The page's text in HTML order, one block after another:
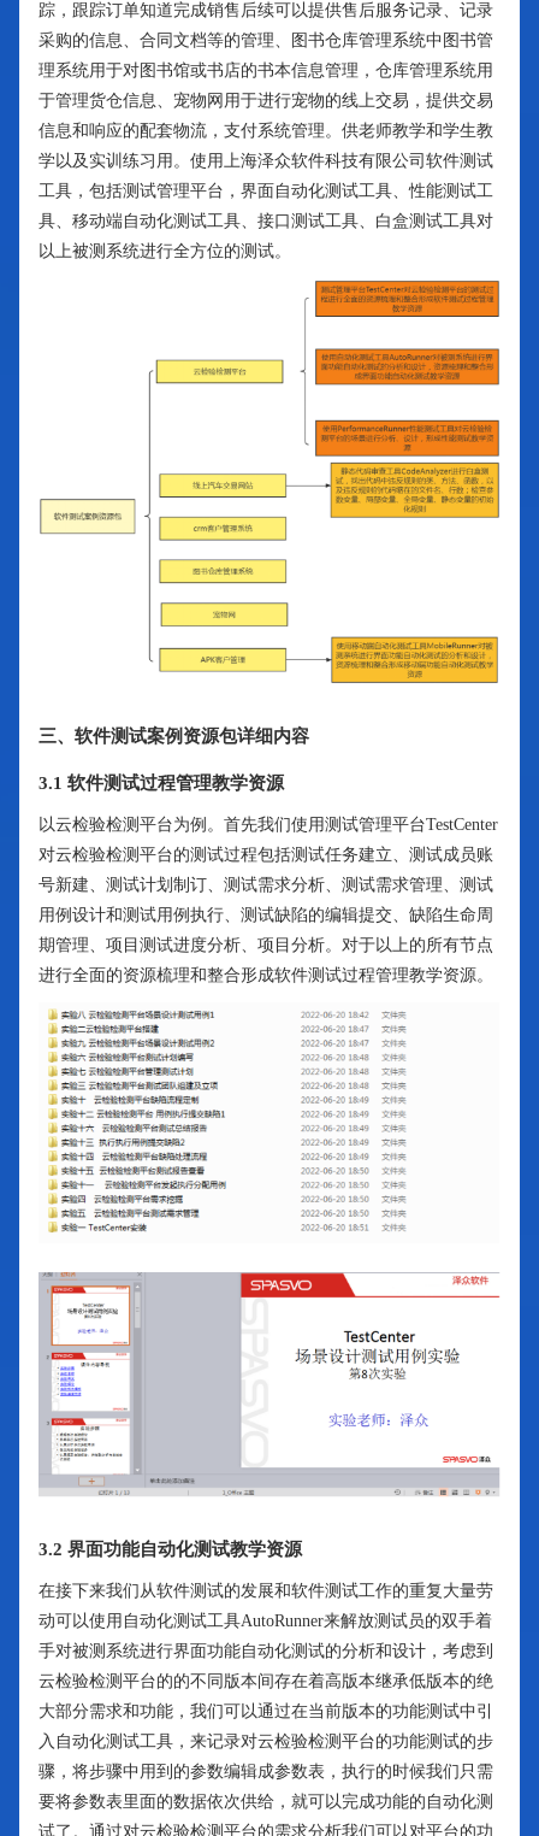
踪，跟踪订单知道完成销售后续可以提供售后服务记录、记录
采购的信息、合同文档等的管理、图书仓库管理系统中图书管
理系统用于对图书馆或书店的书本信息管理，仓库管理系统用
于管理货仓信息、宠物网用于进行宠物的线上交易，提供交易
信息和响应的配套物流，支付系统管理。供老师教学和学生教
学以及实训练习用。使用上海泽众软件科技有限公司软件测试
工具，包括测试管理平台，界面自动化测试工具、性能测试工
具、移动端自动化测试工具、接口测试工具、白盒测试工具对
以上被测系统进行全方位的测试。
三、软件测试案例资源包详细内容
3.1 软件测试过程管理教学资源
以云检验检测平台为例。首先我们使用测试管理平台TestCenter
对云检验检测平台的测试过程包括测试任务建立、测试成员账
号新建、测试计划制订、测试需求分析、测试需求管理、测试
用例设计和测试用例执行、测试缺陷的编辑提交、缺陷生命周
期管理、项目测试进度分析、项目分析。对于以上的所有节点
进行全面的资源梳理和整合形成软件测试过程管理教学资源。
3.2 界面功能自动化测试教学资源
在接下来我们从软件测试的发展和软件测试工作的重复大量劳
动可以使用自动化测试工具AutoRunner来解放测试员的双手着
手对被测系统进行界面功能自动化测试的分析和设计，考虑到
云检验检测平台的的不同版本间存在着高版本继承低版本的绝
大部分需求和功能，我们可以通过在当前版本的功能测试中引
入自动化测试工具，来记录对云检验检测平台的功能测试的步
骤，将步骤中用到的参数编辑成参数表，执行的时候我们只需
要将参数表里面的数据依次供给，就可以完成功能的自动化测
试了。通过对云检验检测平台的需求分析我们可以对平台的功